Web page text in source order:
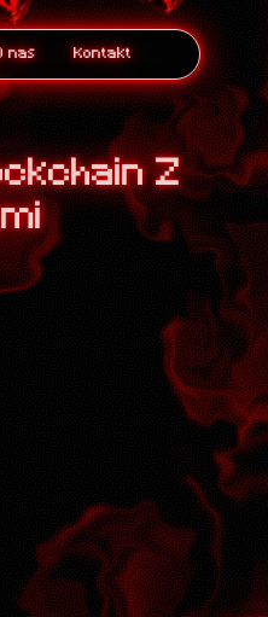
nas Kontakt
Z